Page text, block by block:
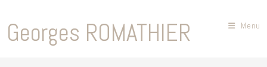
content
Georges ROMATHIER Menu